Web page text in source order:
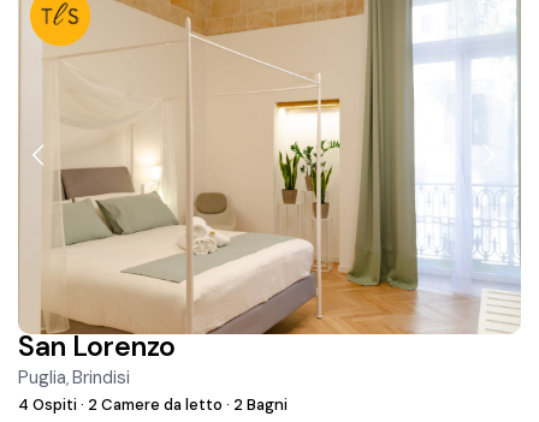
San Lorenzo
Puglia,Brindisi
4 Ospiti· 2 Camere da letto· 2 Bagni